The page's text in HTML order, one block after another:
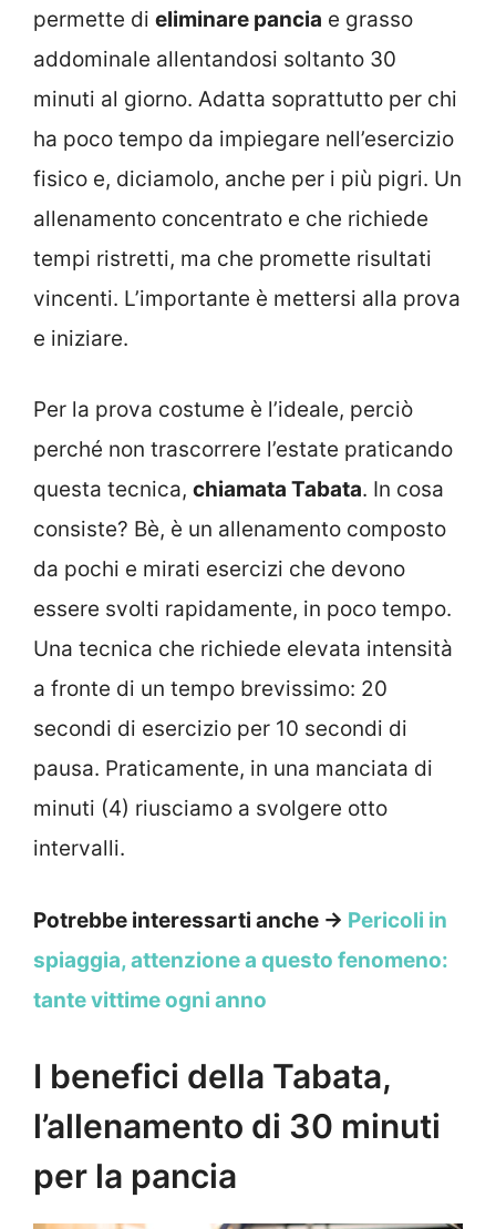
permette di eliminare pancia e grasso
addominale allentandosi soltanto 30
minuti al giorno. Adatta soprattutto per chi
ha poco tempo da impiegare nell’esercizio
fisico e, diciamolo, anche per i più pigri. Un
allenamento concentrato e che richiede
tempi ristretti, ma che promette risultati
vincenti. L’importante è mettersi alla prova
e iniziare.
Per la prova costume è l’ideale, perciò
perché non trascorrere l’estate praticando
questa tecnica, chiamata Tabata. In cosa
consiste? Bè, è un allenamento composto
da pochi e mirati esercizi che devono
essere svolti rapidamente, in poco tempo.
Una tecnica che richiede elevata intensità
a fronte di un tempo brevissimo: 20
secondi di esercizio per 10 secondi di
pausa. Praticamente, in una manciata di
minuti (4) riusciamo a svolgere otto
intervalli.
Potrebbe interessarti anche → Pericoli in
spiaggia, attenzione a questo fenomeno:
tante vittime ogni anno
I benefici della Tabata,
l’allenamento di 30 minuti
per la pancia